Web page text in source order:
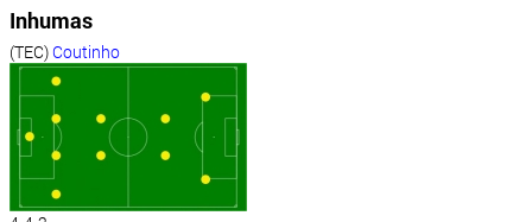
Inhumas
(TEC) Coutinho